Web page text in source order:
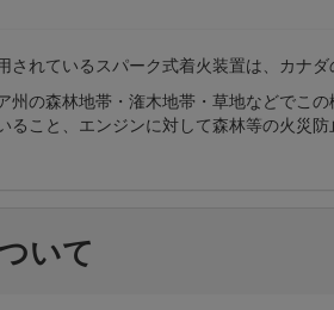
されているスパーク式着火装置は、カナ
州の森林地帯・潅木地帯・草地などでこ
ること、エンジンに対して森林等の火災
いて